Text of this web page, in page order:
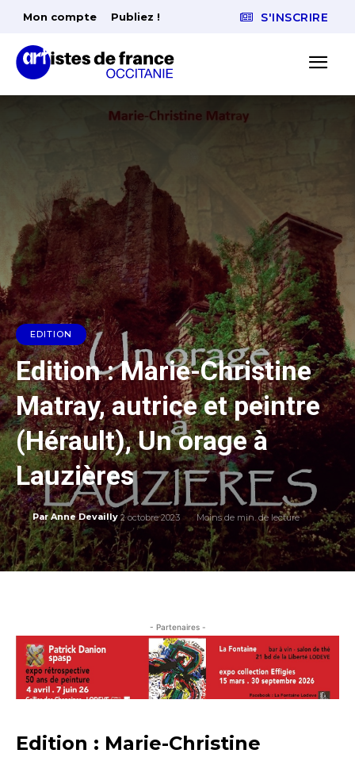
Mon compte Publiez ! S'INSCRIRE
EDITION
Edition : Marie-Christine
Matray, autrice et peintre
(Hérault), Un orage à
Lauzières
Par Anne Devailly 2 octobre 2023 Moins de min. de lecture
- Partenaires -
Edition : Marie-Christine